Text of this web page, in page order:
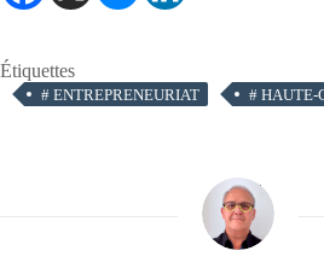
Étiquettes
# ENTREPRENEURIAT # HAUTE-